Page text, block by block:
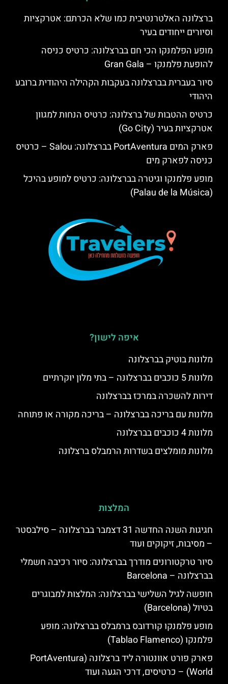
ברצלונה האלטרנטיבית כמו שלא הכרתם: אטרקציות
וסיורים ייחודים בעיר
מופע הפלמנקו הכי חם בברצלונה: כרטיס כניסה
להופעת פלמנקו – Gran Gala
סיור בעברית בברצלונה בעקבות הקהילה היהודית ברובע
היהודי
כרטיס ההטבות של ברצלונה: כרטיס הנחות למגוון
אטרקציות בעיר (Go City)
פארק המים PortAventura בברצלונה: Salou – כרטיס
כניסה לפארק מים
מופע פלמנקו וגיטרה בברצלונה: כרטיס למופע בהיכל
(Palau de la Música)
איפה לישון?
מלונות בוטיק בברצלונה
מלונות 5 כוכבים בברצלונה – בתי מלון יוקרתיים
דירות להשכרה במרכז בברצלונה
מלונות עם בריכה בברצלונה – בריכה מקורה או פתוחה
מלונות 4 כוכבים בברצלונה
מלונות מומלצים בשדרות הרמבלס ברצלונה
המלצות
חגיגות השנה החדשה 31 דצמבר בברצלונה – סילבסטר
– מסיבות, זיקוקים ועוד
סיור טרקטורונים מודרך בברצלונה: סיור רכיבה חשמלי
בברצלונה – Barcelona
חופשה לגיל השלישי בברצלונה: המלצות למבוגרים
בטיול (Barcelona)
מופע פלמנקו קורדובס ברמבלס בברצלונה: מופע
פלמנקו (Tablao Flamenco)
פארק פורט אוונטורה ליד ברצלונה (PortAventura
World) – כרטיסים, דרכי הגעה ועוד